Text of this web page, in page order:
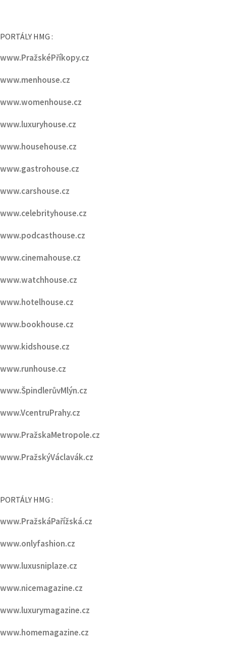
www.menhouse.cz
www.womenhouse.cz
www.luxuryhouse.cz
www.househouse.cz
www.gastrohouse.cz
www.carshouse.cz
www.celebrityhouse.cz
www.podcasthouse.cz
www.cinemahouse.cz
www.watchhouse.cz
www.hotelhouse.cz
www.bookhouse.cz
www.kidshouse.cz
www.runhouse.cz
www.ŠpindlerůvMlýn.cz
www.VcentruPrahy.cz
www.PražskaMetropole.cz
www.PražskýVáclavák.cz
PORTÁLY HMG :
www.onlyfashion.cz
www.luxusniplaze.cz
www.nicemagazine.cz
www.luxurymagazine.cz
www.homemagazine.cz
www.golfmagazine.cz
www.inspirovanikrasou.cz